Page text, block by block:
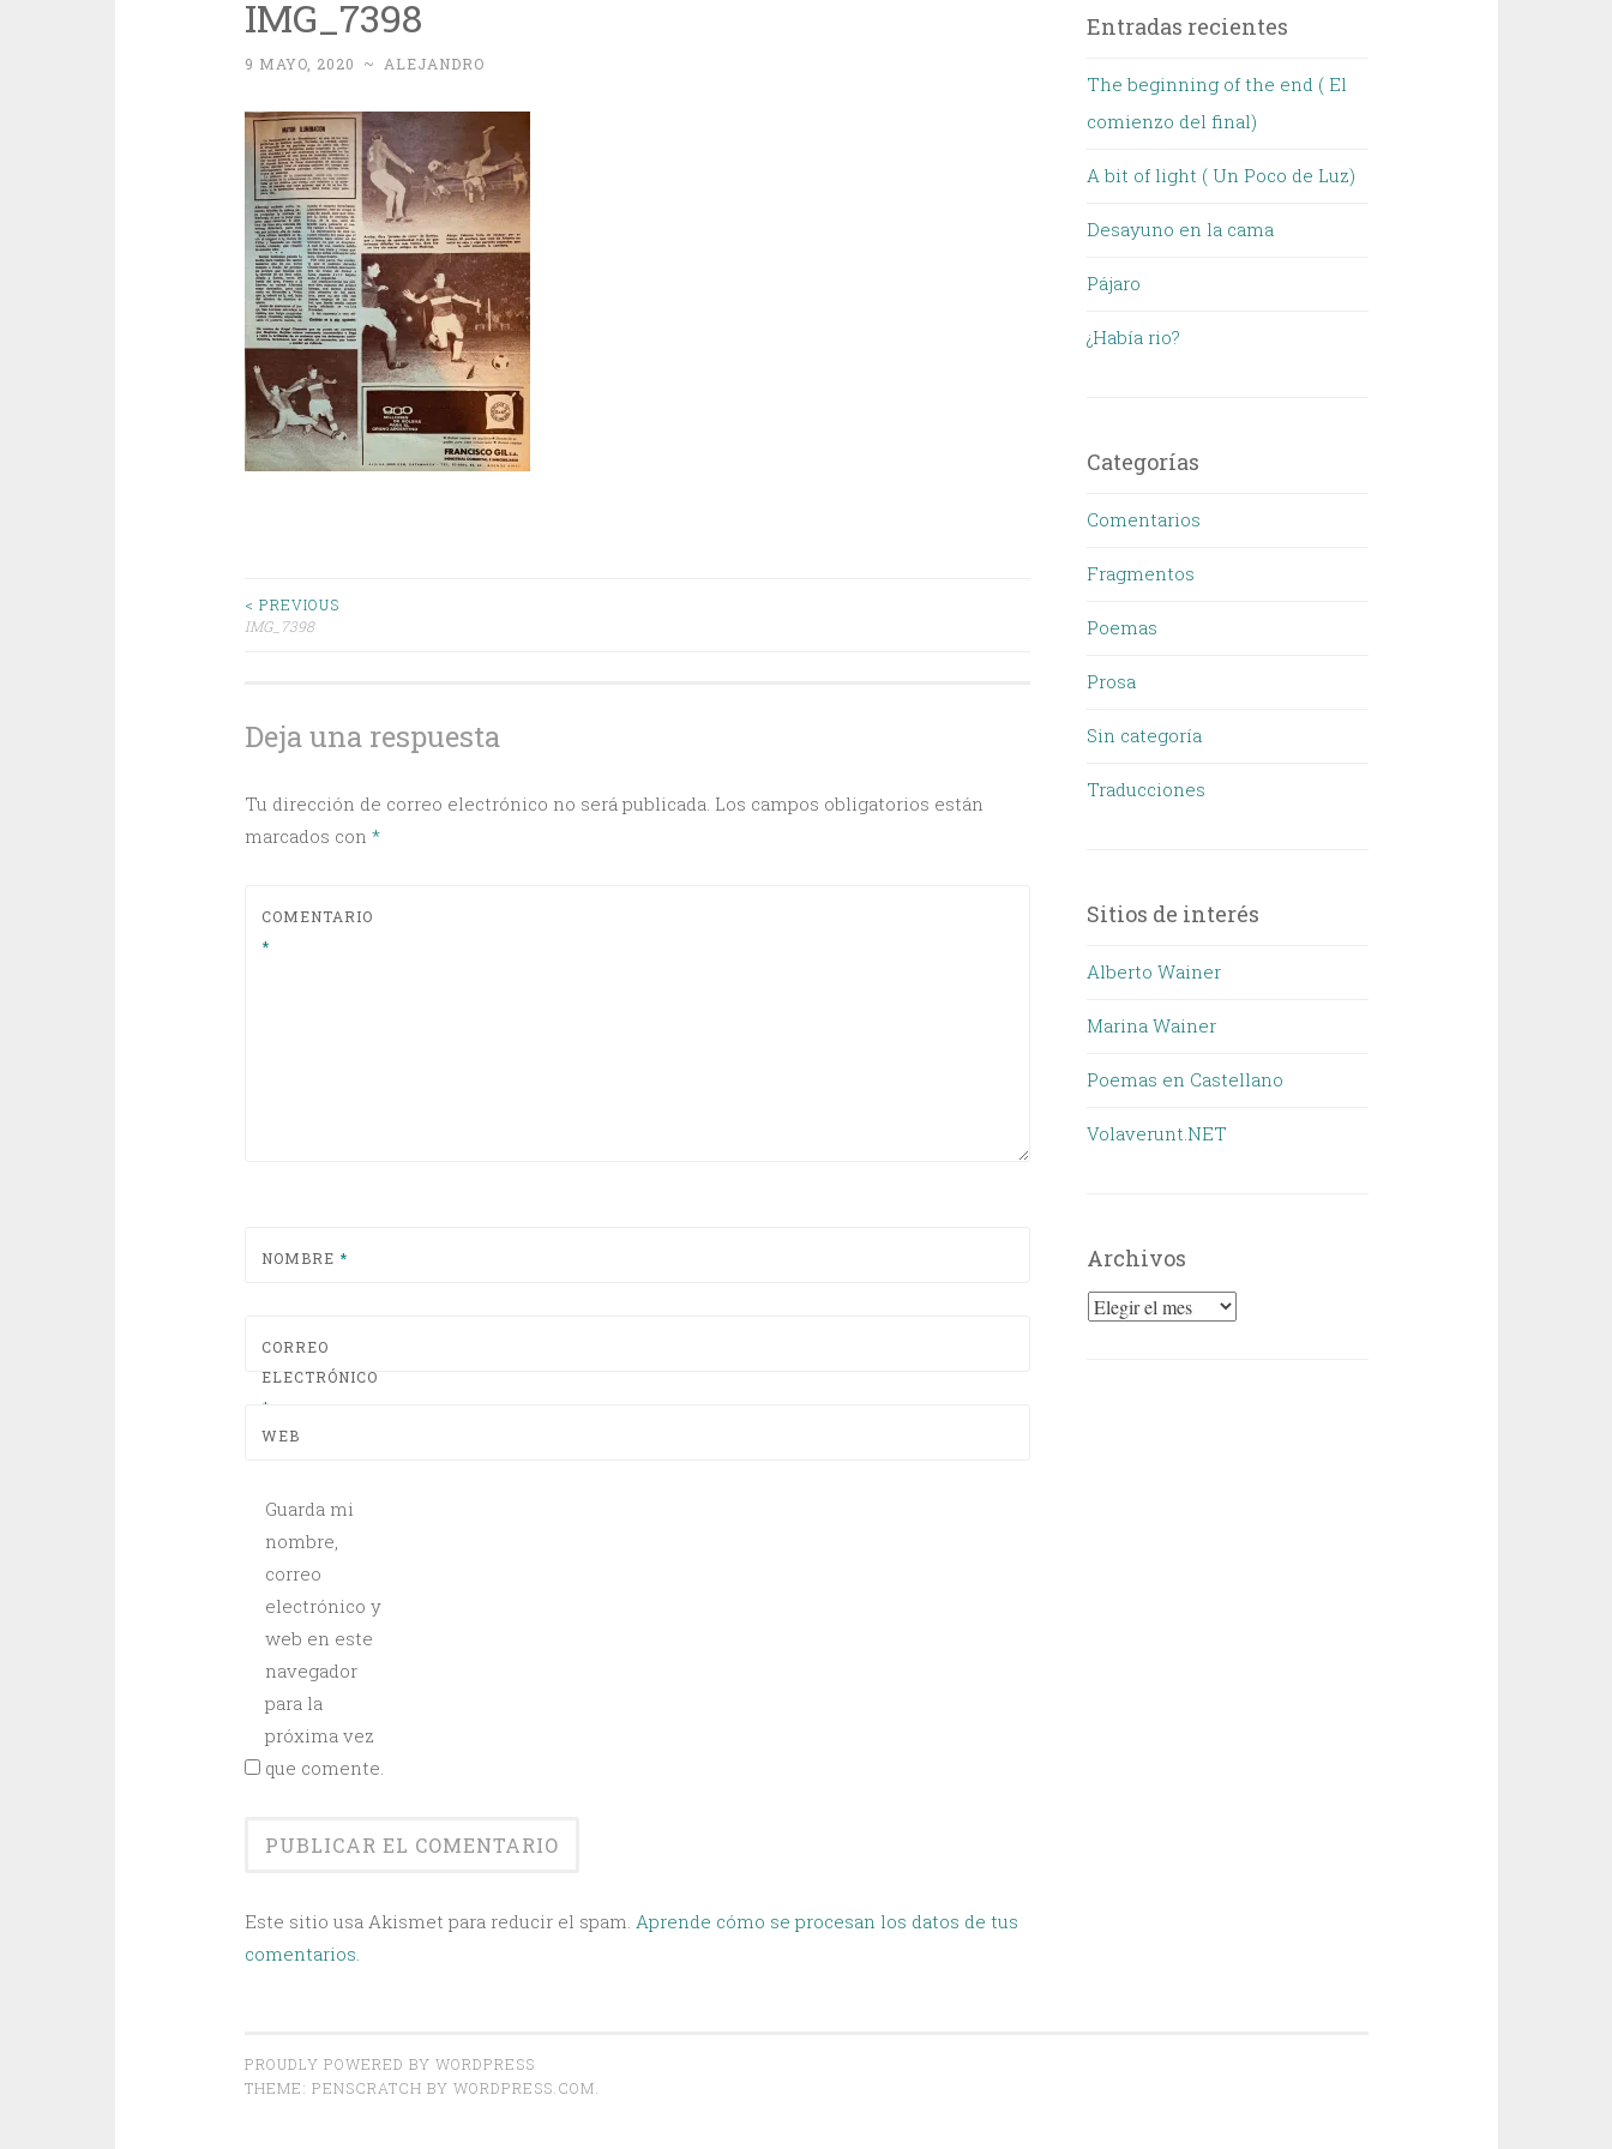
IMG_7398
9 MAYO, 2020 ~ ALEJANDRO
Post
< PREVIOUS
IMG_7398
Deja una respuesta
Tu dirección de correo electrónico no será publicada. Los campos obligatorios están
marcados con *
COMENTARIO
*
NOMBRE *
CORREO
ELECTRÓNICO
*
WEB
Guarda mi
nombre,
correo
electrónico y
web en este
navegador
para la
próxima vez
que comente.
Este sitio usa Akismet para reducir el spam. Aprende cómo se procesan los datos de tus
comentarios.
Entradas recientes
The beginning of the end ( El
comienzo del final)
A bit of light ( Un Poco de Luz)
Desayuno en la cama
Pájaro
¿Había rio?
Categorías
Comentarios
Fragmentos
Poemas
Prosa
Sin categoría
Traducciones
Sitios de interés
Alberto Wainer
Marina Wainer
Poemas en Castellano
Volaverunt.NET
Archivos
Archivos
PROUDLY POWERED BY WORDPRESS
THEME: PENSCRATCH BY WORDPRESS.COM